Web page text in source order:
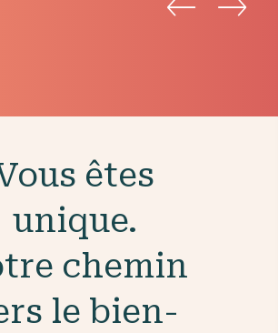
êtes
unique.
chemin
le bien-